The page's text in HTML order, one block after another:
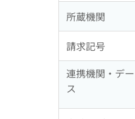
所蔵機関
請求記号
連携機関・デ
ス